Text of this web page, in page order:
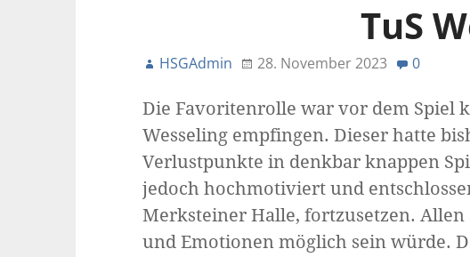
TuS
HSGAdmin 28. November 2023 0
Die Favoritenrolle war vor dem Spiel
Wesseling empfingen. Dieser hatte
Verlustpunkte in denkbar knappen
jedoch hochmotiviert und
Merksteiner Halle, fortzusetzen.
und Emotionen möglich sein würde.